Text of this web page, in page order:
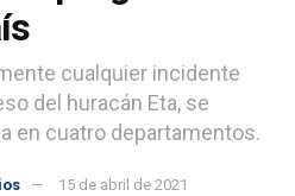
cualquier incidente
del huracán Eta, se
en cuatro departamentos.
15 de abril de 2021